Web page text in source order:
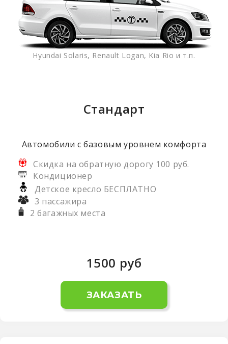
Hyundai Solaris, Renault Logan, Kia Rio и т.п.
Стандарт
Автомобили с базовым уровнем комфорта
Скидка на обратную дорогу 100 руб.
Кондиционер
Детское кресло БЕСПЛАТНО
3 пассажира
2 багажных места
1500 руб
ЗАКАЗАТЬ